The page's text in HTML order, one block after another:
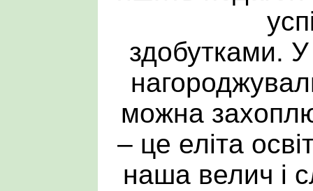
здобутками.
можна
– це еліта
наша велич і